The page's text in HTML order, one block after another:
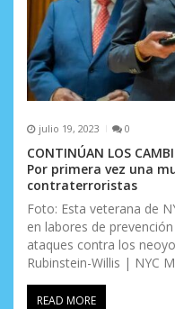
julio 19, 2023 0
CONTINÚAN LOS
Por primera vez una
contraterroristas
Foto: Esta veterana de
en labores de
ataques contra los
Rubinstein-Willis | NYC
READ MORE